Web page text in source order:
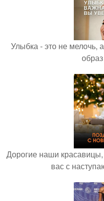
Улыбка - это не мелочь,
Дорогие наши
вас с